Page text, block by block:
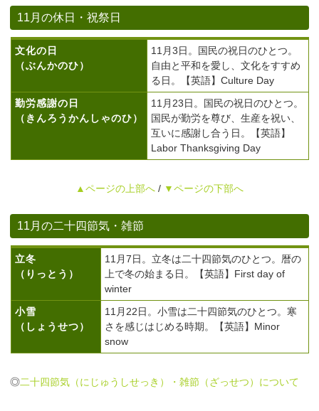
11月の休日・祝祭日
文化の日
（ぶんかのひ）
11月3日。国民の祝日のひとつ。
自由と平和を愛し、文化をすすめ
る日。【英語】Culture Day
勤労感謝の日
（きんろうかんしゃのひ）
11月23日。国民の祝日のひとつ。
国民が勤労を尊び、生産を祝い、
互いに感謝し合う日。【英語】
Labor Thanksgiving Day
▲ページの上部へ / ▼ページの下部へ
11月の二十四節気・雑節
立冬
（りっとう）
11月7日。立冬は二十四節気のひとつ。暦の
上で冬の始まる日。【英語】First day of
winter
小雪
（しょうせつ）
11月22日。小雪は二十四節気のひとつ。寒
さを感じはじめる時期。【英語】Minor
snow
◎二十四節気（にじゅうしせっき）・雑節（ざっせつ）について